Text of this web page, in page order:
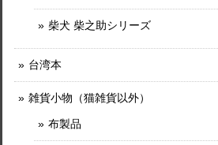
柴犬 柴之助シリーズ
台湾本
雑貨小物（猫雑貨以外）
布製品